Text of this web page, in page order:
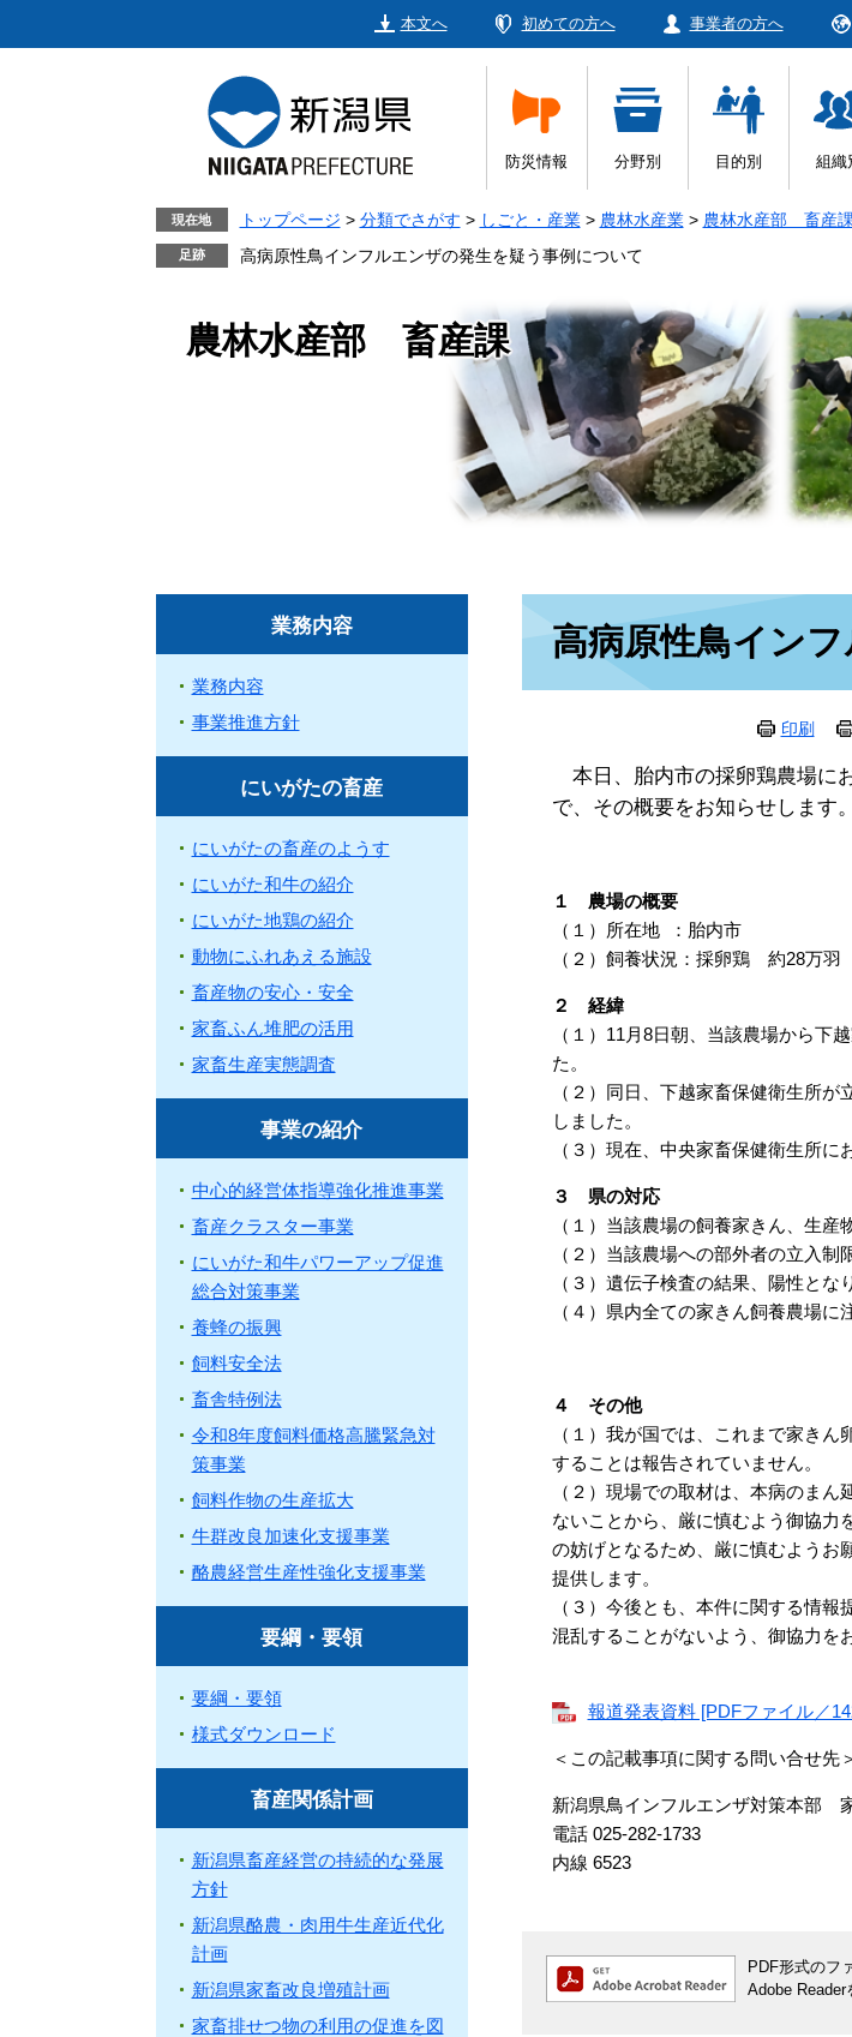
本文へ 初めての方へ 事業者の方へ
防災情報 分野別 目的別 組織
現在地 トップページ > 分類でさがす > しごと・産業 > 農林水産業 > 農林水産部 畜産課
高病原性鳥インフルエンザの発生を疑う事例について
農林水産部 畜産課
高病原性鳥イン
印刷
本日、胎内市の採卵鶏農場に
で、その概要をお知らせします。​
１ 農場の概要
（１）所在地 ：胎内市
（２）飼養状況：採卵鶏 約28万羽
２ 経緯
（１）11月8日朝、当該農場から下
た。
（２）同日、下越家畜保健衛生所
しました。
（３）現在、中央家畜保健衛生所に
３ 県の対応
（１）当該農場の飼養家きん、生産
（２）当該農場への部外者の立入制
（３）遺伝子検査の結果、陽性とな
（４）県内全ての家きん飼養農場に
４ その他
（１）我が国では、これまで家き
することは報告されていません。
（２）現場での取材は、本病のま
ないことから、厳に慎むよう御協力
の妨げとなるため、厳に慎むようお
提供します。
（３）今後とも、本件に関する情
混乱することがないよう、御協力を
報道発表資料 [PDFファイル／
＜この記載事項に関する問い合せ先＞
新潟県鳥インフルエンザ対策本部
電話 025-282-1733
内線 6523
PDF形式のフ
Adobe Reader
業務内容
業務内容
事業推進方針
にいがたの畜産
にいがたの畜産のようす
にいがた和牛の紹介
にいがた地鶏の紹介
動物にふれあえる施設
畜産物の安心・安全
家畜ふん堆肥の活用
家畜生産実態調査
事業の紹介
中心的経営体指導強化推進事業
畜産クラスター事業
にいがた和牛パワーアップ促進
総合対策事業
養蜂の振興
飼料安全法
畜舎特例法
令和8年度飼料価格高騰緊急対
策事業
飼料作物の生産拡大
牛群改良加速化支援事業
酪農経営生産性強化支援事業
要綱・要領
要綱・要領
様式ダウンロード
畜産関係計画
新潟県畜産経営の持続的な発展
方針
新潟県酪農・肉用牛生産近代化
計画
新潟県家畜改良増殖計画
家畜排せつ物の利用の促進を図